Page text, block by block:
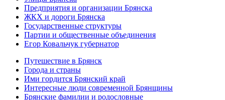
Предприятия и организации Брянска
ЖКХ и дороги Брянска
Государственные структуры
Партии и общественные объединения
Егор Ковальчук губернатор
Путешествие в Брянск
Города и страны
Ими гордится Брянский край
Интересные люди современной Брянщины
Брянские фамилии и родословные